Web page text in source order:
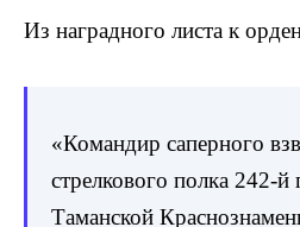
Из наградного листа к
«Командир саперного
стрелкового полка 242-й
Таманской